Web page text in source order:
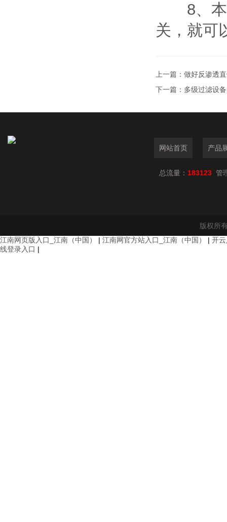
8、本
关，就可
上一篇： 做好反渗透
下一篇： 多级过滤设
网站首页 产品
总流量： 183123 管
版权所
江南网页版入口_江南（中国）
| 江南网官方站入口_江南（中国） | 开
线登录入口 |